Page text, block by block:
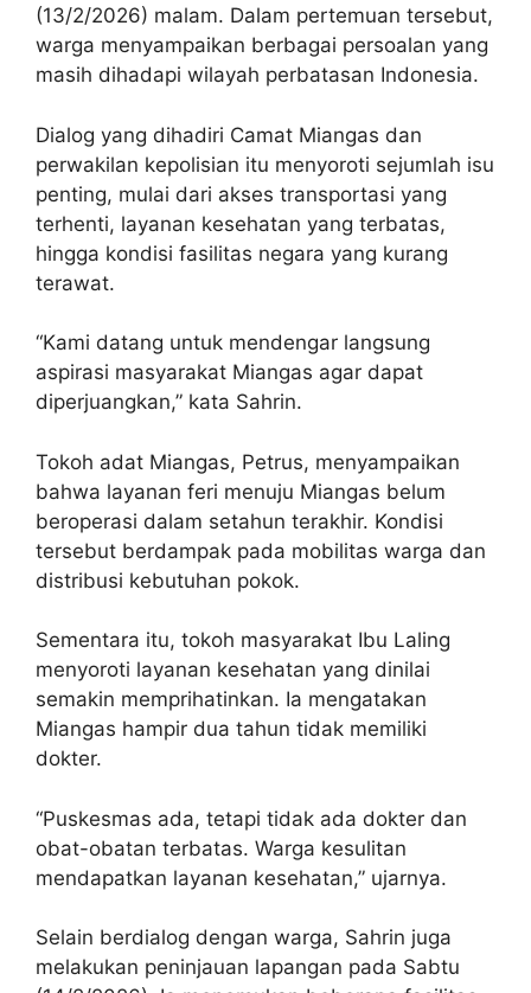
(13/2/2026) malam. Dalam pertemuan tersebut,
warga menyampaikan berbagai persoalan yang
masih dihadapi wilayah perbatasan Indonesia.
Dialog yang dihadiri Camat Miangas dan
perwakilan kepolisian itu menyoroti sejumlah isu
penting, mulai dari akses transportasi yang
terhenti, layanan kesehatan yang terbatas,
hingga kondisi fasilitas negara yang kurang
terawat.
“Kami datang untuk mendengar langsung
aspirasi masyarakat Miangas agar dapat
diperjuangkan,” kata Sahrin.
Tokoh adat Miangas, Petrus, menyampaikan
bahwa layanan feri menuju Miangas belum
beroperasi dalam setahun terakhir. Kondisi
tersebut berdampak pada mobilitas warga dan
distribusi kebutuhan pokok.
Sementara itu, tokoh masyarakat Ibu Laling
menyoroti layanan kesehatan yang dinilai
semakin memprihatinkan. Ia mengatakan
Miangas hampir dua tahun tidak memiliki
dokter.
“Puskesmas ada, tetapi tidak ada dokter dan
obat-obatan terbatas. Warga kesulitan
mendapatkan layanan kesehatan,” ujarnya.
Selain berdialog dengan warga, Sahrin juga
melakukan peninjauan lapangan pada Sabtu